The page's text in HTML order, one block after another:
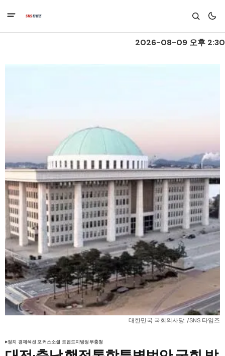
2026-08-09 오후 2:30
대한민국 국회의사당. /SNS 타임즈
정치 경제섹션 포커스소셜 트렌드지방정부충청